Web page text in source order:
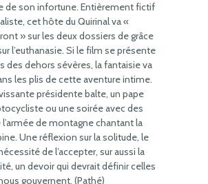
de son infortune. Entièrement fictif
cet hôte du Quirinal va «
» sur les deux dossiers de grâce
l’euthanasie. Si le film se présente
des dehors sévères, la fantaisie va
les plis de cette aventure intime.
présidente balte, un pape
ou une soirée avec des
de montagne chantant la
Une réflexion sur la solitude, le
de l’accepter, sur aussi la
un devoir qui devrait définir celles
gouvernent. (Pathé)